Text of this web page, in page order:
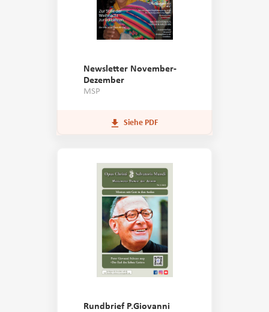
Newsletter November-
Dezember
MSP
Siehe PDF
Rundbrief P.Giovanni